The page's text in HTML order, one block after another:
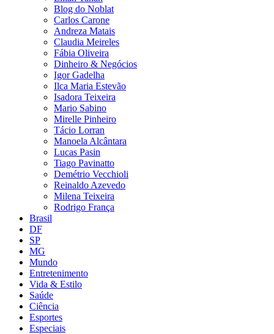
Blog do Noblat
Carlos Carone
Andreza Matais
Claudia Meireles
Fábia Oliveira
Dinheiro & Negócios
Igor Gadelha
Ilca Maria Estevão
Isadora Teixeira
Mario Sabino
Mirelle Pinheiro
Tácio Lorran
Manoela Alcântara
Lucas Pasin
Tiago Pavinatto
Demétrio Vecchioli
Reinaldo Azevedo
Milena Teixeira
Rodrigo França
Brasil
DF
SP
MG
Mundo
Entretenimento
Vida & Estilo
Saúde
Ciência
Esportes
Especiais